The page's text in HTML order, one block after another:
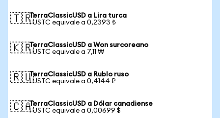
🇹🇷TerraClassicUSD a Lira turca
1 USTC equivale a 0,2393 ₺
🇰🇷TerraClassicUSD a Won surcoreano
1 USTC equivale a 7,11 ₩
🇷🇺TerraClassicUSD a Rublo ruso
1 USTC equivale a 0,4144 ₽
🇨🇦TerraClassicUSD a Dólar canadiense
1 USTC equivale a 0,00699 $